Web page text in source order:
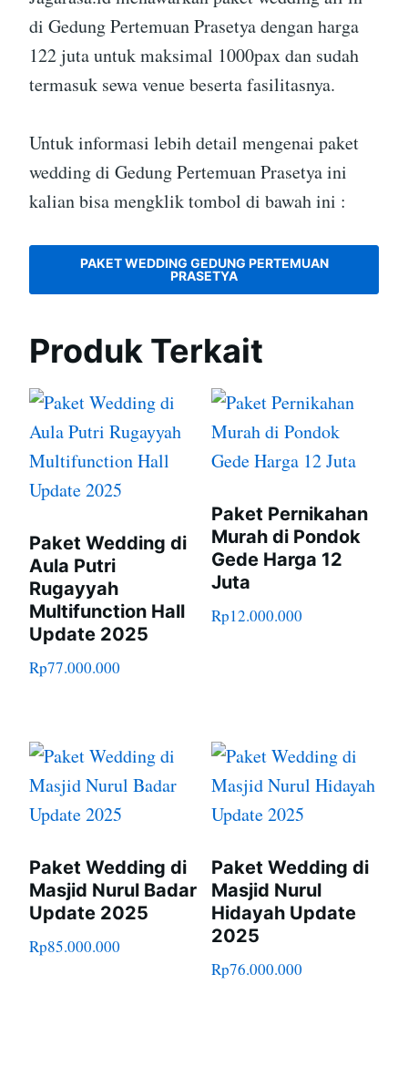
di Gedung Pertemuan Prasetya dengan harga
122 juta untuk maksimal 1000pax dan sudah
termasuk sewa venue beserta fasilitasnya.
Untuk informasi lebih detail mengenai paket
wedding di Gedung Pertemuan Prasetya ini
kalian bisa mengklik tombol di bawah ini :
PAKET WEDDING GEDUNG PERTEMUAN
PRASETYA
Produk Terkait
Paket Wedding di
Aula Putri
Rugayyah
Multifunction Hall
Update 2025
Rp77.000.000
Paket Pernikahan
Murah di Pondok
Gede Harga 12
Juta
Rp12.000.000
Paket Wedding di
Masjid Nurul Badar
Update 2025
Rp85.000.000
Paket Wedding di
Masjid Nurul
Hidayah Update
2025
Rp76.000.000